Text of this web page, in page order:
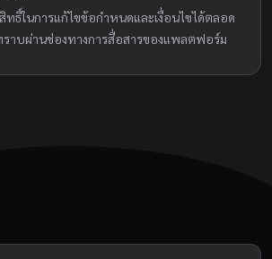
ทธิ์ในการแก้ไขข้อกำหนดและเงื่อนไขได้ตลอด
ราบผ่านช่องทางการสื่อสารของแพลตฟอร์ม